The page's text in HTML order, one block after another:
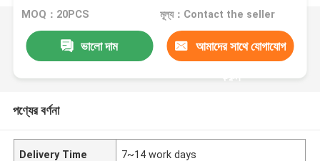
MOQ：20PCS মূল্য：Contact the seller
ভালো দাম আমাদের সাথে যোগাযোগ
করুন
পণ্যের বর্ণনা
Delivery Time 7~14 work days